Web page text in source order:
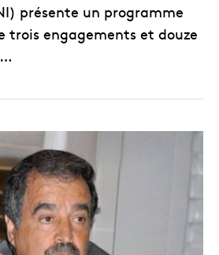
présente un programme
engagements et douze